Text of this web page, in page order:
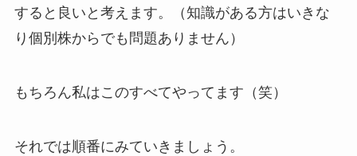
すると良いと考えます。（知識がある方はいきな
り個別株からでも問題ありません）
もちろん私はこのすべてやってます（笑）
それでは順番にみていきましょう。